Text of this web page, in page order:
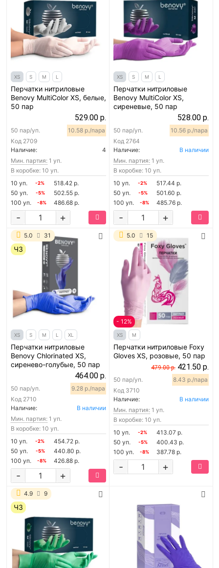
XS S M L
Перчатки нитриловые
Benovy MultiColor XS, белые,
50 пар
529.00 р.
Код 2709
50 пар/уп. 10.58 р./пара
Наличие:
4
Мин. партия: 1 уп.
В коробке: 10 уп.
10 уп.
-2%
518.42 р.
50 уп.
-5%
502.55 р.
100 уп.
-8% 486.68 р.
+
-
XS S M L
Перчатки нитриловые
Benovy MultiColor XS,
сиреневые, 50 пар
528.00 р.
Код 2764
50 пар/уп. 10.56 р./пара
Наличие:
В наличии
Мин. партия: 1 уп.
В коробке: 10 уп.
10 уп.
-2%
517.44 р.
50 уп.
-5%
501.60 р.
100 уп.
-8% 485.76 р.
+
-
5.0 31
ЧЗ
XS S M L XL
Перчатки нитриловые
Benovy Chlorinated XS,
сиренево-голубые, 50 пар
464.00 р.
Код 2710
50 пар/уп. 9.28 р./пара
Наличие:
В наличии
Мин. партия: 1 уп.
В коробке: 10 уп.
10 уп.
-2%
454.72 р.
50 уп.
-5%
440.80 р.
100 уп.
-8% 426.88 р.
+
-
5.0 15
- 12%
XS M
Перчатки нитриловые Foxy
Gloves XS, розовые, 50 пар
479.00 р. 421.50 р.
Код 3710
50 пар/уп. 8.43 р./пара
Наличие:
В наличии
Мин. партия: 1 уп.
В коробке: 10 уп.
10 уп.
-2%
413.07 р.
50 уп.
-5%
400.43 р.
100 уп.
-8% 387.78 р.
+
-
4.9 9
ЧЗ